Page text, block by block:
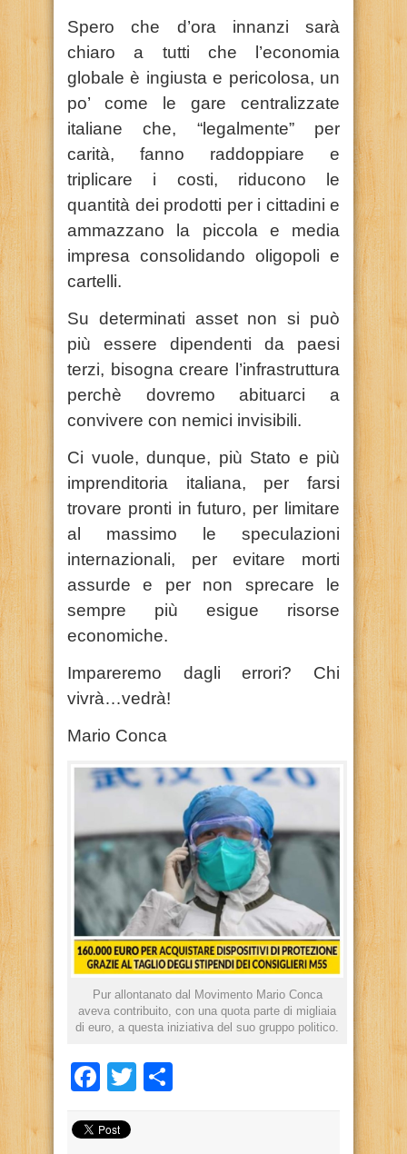
Spero che d’ora innanzi sarà
chiaro a tutti che l’economia
globale è ingiusta e pericolosa, un
po’ come le gare centralizzate
italiane che, “legalmente” per
carità, fanno raddoppiare e
triplicare i costi, riducono le
quantità dei prodotti per i cittadini e
ammazzano la piccola e media
impresa consolidando oligopoli e
cartelli.
Su determinati asset non si può
più essere dipendenti da paesi
terzi, bisogna creare l’infrastruttura
perchè dovremo abituarci a
convivere con nemici invisibili.
Ci vuole, dunque, più Stato e più
imprenditoria italiana, per farsi
trovare pronti in futuro, per limitare
al massimo le speculazioni
internazionali, per evitare morti
assurde e per non sprecare le
sempre più esigue risorse
economiche.
Impareremo dagli errori? Chi
vivrà…vedrà!
Mario Conca
Pur allontanato dal Movimento Mario Conca
aveva contribuito, con una quota parte di migliaia
di euro, a questa iniziativa del suo gruppo politico.
Facebook
Twitter